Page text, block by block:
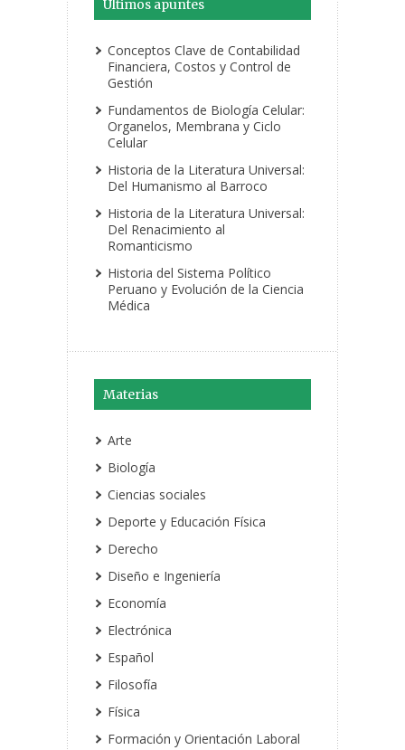
Últimos apuntes
Conceptos Clave de Contabilidad
Financiera, Costos y Control de
Gestión
Fundamentos de Biología Celular:
Organelos, Membrana y Ciclo
Celular
Historia de la Literatura Universal:
Del Humanismo al Barroco
Historia de la Literatura Universal:
Del Renacimiento al
Romanticismo
Historia del Sistema Político
Peruano y Evolución de la Ciencia
Médica
Materias
Arte
Biología
Ciencias sociales
Deporte y Educación Física
Derecho
Diseño e Ingeniería
Economía
Electrónica
Español
Filosofía
Física
Formación y Orientación Laboral